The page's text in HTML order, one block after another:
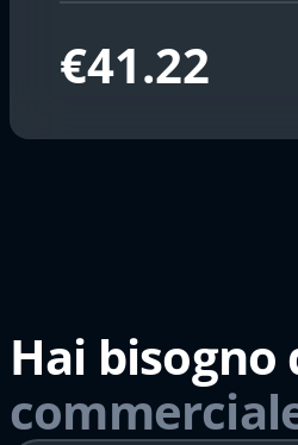
€41.22
Hai bisogno